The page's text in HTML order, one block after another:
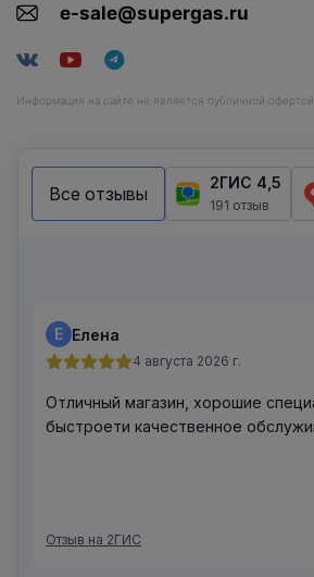
e-sale@supergas.ru
Информация на сайте не является публичной офертой